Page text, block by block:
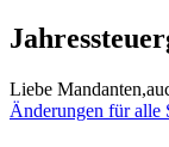
Liebe
Änderungen für alle